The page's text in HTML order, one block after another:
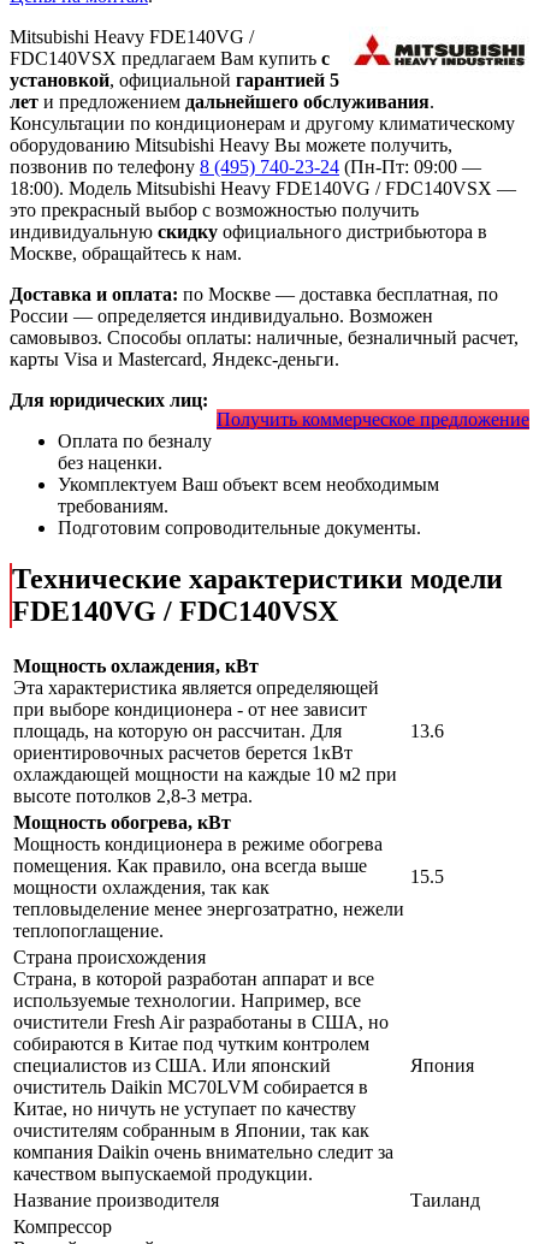
Mitsubishi Heavy FDE140VG /
FDC140VSX предлагаем Вам купить с
установкой, официальной гарантией 5
лет и предложением дальнейшего обслуживания.
Консультации по кондиционерам и другому климатическому
оборудованию Mitsubishi Heavy Вы можете получить,
позвонив по телефону 8 (495) 740-23-24 (Пн-Пт: 09:00 —
18:00). Модель Mitsubishi Heavy FDE140VG / FDC140VSX —
это прекрасный выбор с возможностью получить
индивидуальную скидку официального дистрибьютора в
Москве, обращайтесь к нам.
Доставка и оплата: по Москве — доставка бесплатная, по
России — определяется индивидуально. Возможен
самовывоз. Способы оплаты: наличные, безналичный расчет,
карты Visa и Mastercard, Яндекс-деньги.
Получить коммерческое предложение
Для юридических лиц:
Оплата по безналу
без наценки.
Укомплектуем Ваш объект всем необходимым
требованиям.
Подготовим сопроводительные документы.
Технические характеристики модели
FDE140VG / FDC140VSX
Мощность охлаждения, кВт
Эта характеристика является определяющей
при выборе кондиционера - от нее зависит
площадь, на которую он рассчитан. Для
ориентировочных расчетов берется 1кВт
охлаждающей мощности на каждые 10 м2 при
высоте потолков 2,8-3 метра.
13.6
Мощность обогрева, кВт
Мощность кондиционера в режиме обогрева
помещения. Как правило, она всегда выше
мощности охлаждения, так как
тепловыделение менее энергозатратно, нежели
теплопоглащение.
15.5
Страна происхождения
Страна, в которой разработан аппарат и все
используемые технологии. Например, все
очистители Fresh Air разработаны в США, но
собираются в Китае под чутким контролем
специалистов из США. Или японский
очиститель Daikin MC70LVM собирается в
Китае, но ничуть не уступает по качеству
очистителям собранным в Японии, так как
компания Daikin очень внимательно следит за
качеством выпускаемой продукции.
Япония
Название производителя
Таиланд
Компрессор